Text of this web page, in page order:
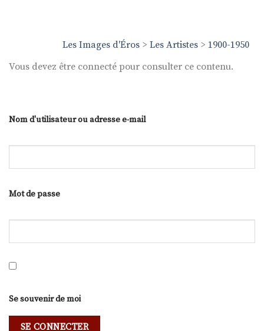
Les Images d'Éros > Les Artistes > 1900-1950
Vous devez être connecté pour consulter ce contenu.
Nom d'utilisateur ou adresse e-mail
Mot de passe
Se souvenir de moi